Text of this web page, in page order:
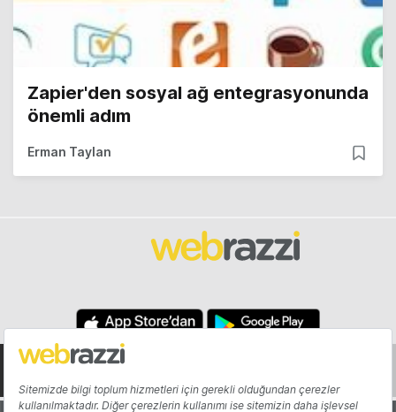
Zapier'den sosyal ağ entegrasyonunda
önemli adım
Erman Taylan